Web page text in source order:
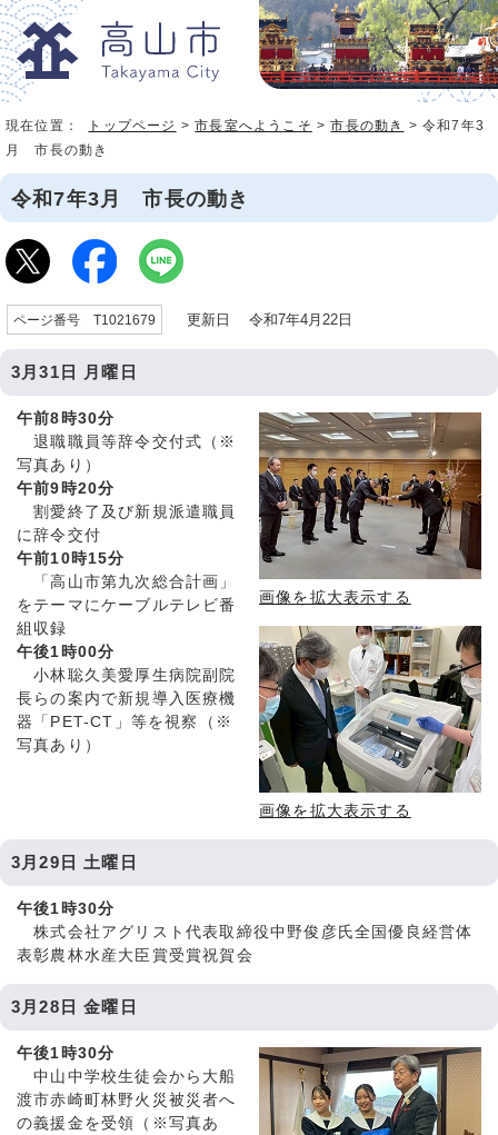
現在位置： トップページ >市長室へようこそ >市長の動き > 令和7年3
月 市長の動き
令和7年3月 市長の動き
ページ番号 T1021679 更新日 令和7年4月22日
3月31日 月曜日
画像を拡大表示する
画像を拡大表示する
午前8時30分
退職職員等辞令交付式（※
写真あり）
午前9時20分
割愛終了及び新規派遣職員
に辞令交付
午前10時15分
「高山市第九次総合計画」
をテーマにケーブルテレビ番
組収録
午後1時00分
小林聡久美愛厚生病院副院
長らの案内で新規導入医療機
器「PET-CT」等を視察（※
写真あり）
3月29日 土曜日
午後1時30分
株式会社アグリスト代表取締役中野俊彦氏全国優良経営体
表彰農林水産大臣賞受賞祝賀会
3月28日 金曜日
午後1時30分
中山中学校生徒会から大船
渡市赤崎町林野火災被災者へ
の義援金を受領（※写真あ